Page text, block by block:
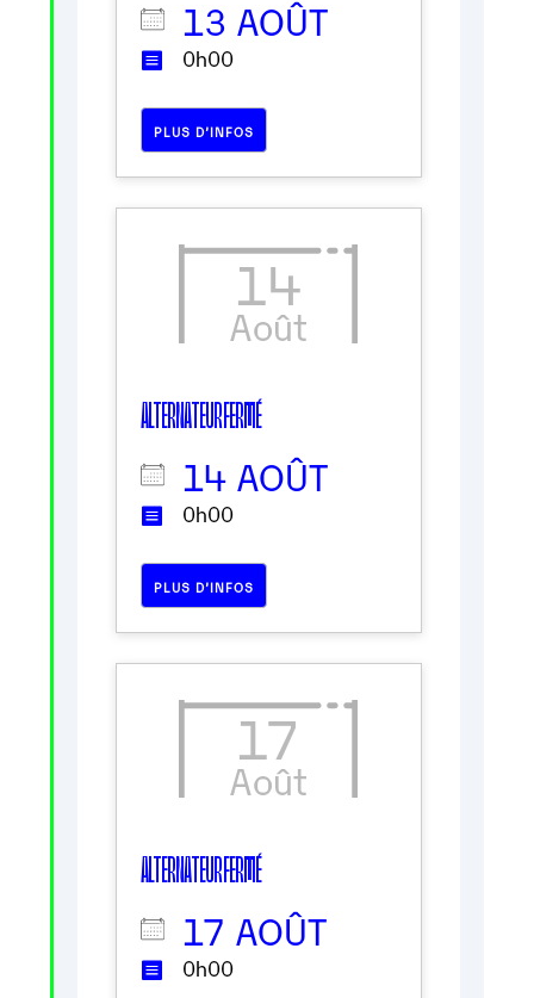
13 AOÛT
0h00
PLUS D’INFOS
14
Août
ALTERNATEUR FERMÉ
14 AOÛT
0h00
PLUS D’INFOS
17
Août
ALTERNATEUR FERMÉ
17 AOÛT
0h00